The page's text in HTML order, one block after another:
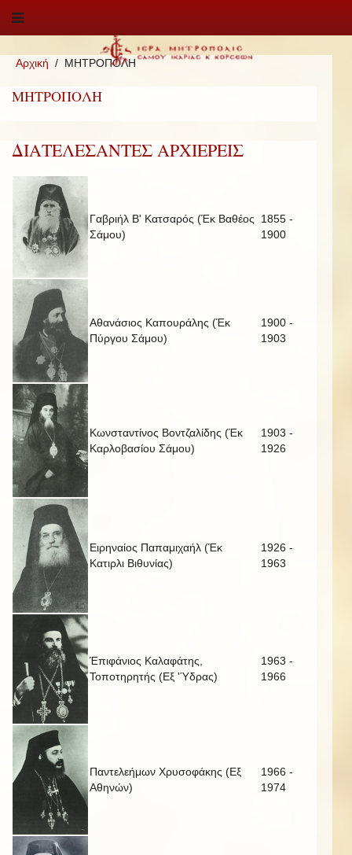
Αρχική ΜΗΤΡΟΠΟΛΗ
ΜΗΤΡΟΠΟΛΗ
ΔΙΑΤΕΛΕΣΑΝΤΕΣ ΑΡΧΙΕΡΕΙΣ
Γαβριήλ Β' Κατσαρός (Έκ Βαθέος
Σάμου)
1855 -
1900
Αθανάσιος Καπουράλης (Έκ
Πύργου Σάμου)
1900 -
1903
Κωνσταντίνος Βοντζαλίδης (Έκ
Καρλοβασίου Σάμου)
1903 -
1926
Ειρηναίος Παπαμιχαήλ (Έκ
Κατιρλι Βιθυνίας)
1926 -
1963
Έπιφάνιος Καλαφάτης,
Τοποτηρητής (Εξ 'Ύδρας)
1963 -
1966
Παντελεήμων Χρυσοφάκης (Εξ
Αθηνών)
1966 -
1974